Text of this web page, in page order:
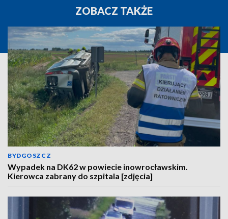
ZOBACZ TAKŻE
BYDGOSZCZ
Wypadek na DK62 w powiecie inowrocławskim.
Kierowca zabrany do szpitala [zdjęcia]